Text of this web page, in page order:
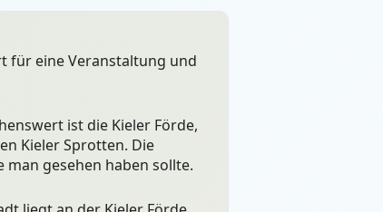
für eine Veranstaltung und
ist die Kieler Förde,
Kieler Sprotten. Die
gesehen haben sollte.